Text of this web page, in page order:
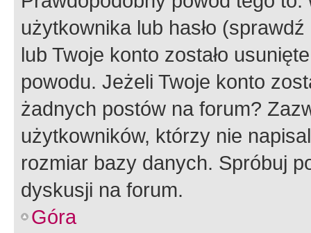
użytkownika lub hasło
lub Twoje konto zostało
powodu. Jeżeli Twoje konto
żadnych postów na forum?
użytkowników, którzy nie
rozmiar bazy danych. Spróbuj
dyskusji na forum.
Góra